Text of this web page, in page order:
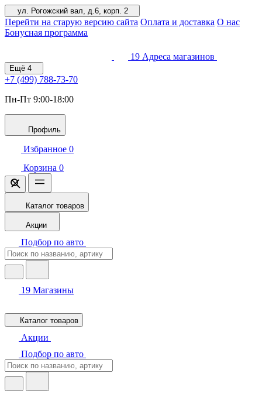
ул. Рогожский вал, д.6, корп. 2
Перейти на старую версию сайта Оплата и доставка О нас
Бонусная программа
19 Адреса магазинов
Ещё 4
+7 (499) 788-73-70
Пн-Пт 9:00-18:00
Профиль
Избранное 0
Корзина 0
Каталог товаров
Акции
Подбор по авто
19 Магазины
Каталог товаров
Акции
Подбор по авто